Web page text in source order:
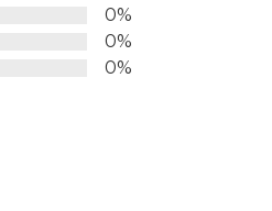
0%
0%
0%